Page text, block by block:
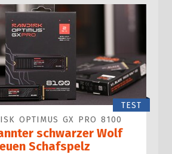
TEST
OPTIMUS GX PRO 8100
schwarzer Wolf
Schafspelz